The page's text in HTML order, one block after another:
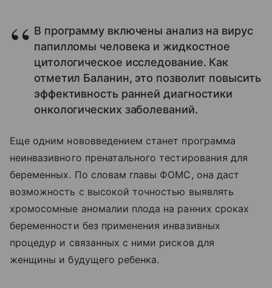
В программу включены анализ на вирус
папилломы человека и жидкостное
цитологическое исследование. Как
отметил Баланин, это позволит повысить
эффективность ранней диагностики
онкологических заболеваний.
Еще одним нововведением станет программа
неинвазивного пренатального тестирования для
беременных. По словам главы ФОМС, она даст
возможность с высокой точностью выявлять
хромосомные аномалии плода на ранних сроках
беременности без применения инвазивных
процедур и связанных с ними рисков для
женщины и будущего ребенка.